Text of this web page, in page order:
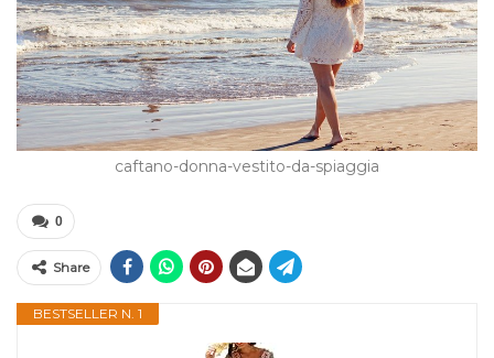
caftano-donna-vestito-da-spiaggia
0
Share
BESTSELLER N. 1